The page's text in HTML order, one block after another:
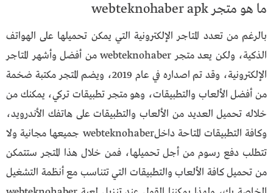
ما هو متجر webteknohaber apk
بالرغم من تعدد المتاجر الإلكترونية التي يمكن تحميلها على الهواتف
الذكية، ولكن يعد متجر webteknohaber من أفضل وأشهر المتاجر
الإلكترونية، وقد تم اصداره في عام 2019، ويضم المتجر مكتبة ضخمة
من أفضل الألعاب والتطبيقات، وهو متجر تطبيقات تركي، يمكنك من
خلاله تحميل العديد من الألعاب والتطبيقات على هاتفك الأندرويد،
وكافة التطبيقات المتاحة داخلwebteknohaber جميعها مجانية ولا
تتطلب دفع رسوم من أجل تحميلها، فمن خلال هذا المتجر ستتمكن
من تحميل كافة الألعاب والتطبيقات التي تتناسب مع أنظمة التشغيل